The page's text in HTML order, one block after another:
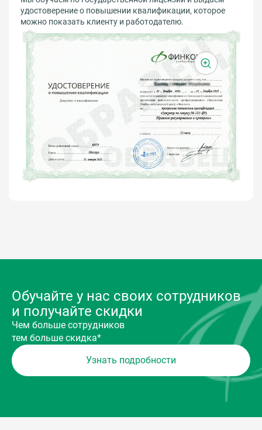
удостоверение о повышении квалификации, которое
можно показать клиенту и работодателю.
Обучайте у нас своих сотрудников
и получайте скидки
Чем больше сотрудников
тем больше скидка*
Узнать подробности